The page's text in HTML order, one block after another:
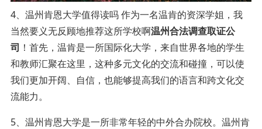
4、温州肯恩大学值得读吗 作为一名温肯的资深学姐，我
当然要义无反顾地推荐这所学校啊温州合法调查取证公
司 ！首先，温肯是一所国际化大学，来自世界各地的学生
和教师汇聚在这里，这种多元文化的交流和碰撞，可以使
我们更加开阔、自信，也能够提高我们的语言和跨文化交
流能力。
5、温州肯恩大学是一所非常年轻的中外合办院校。温州肯